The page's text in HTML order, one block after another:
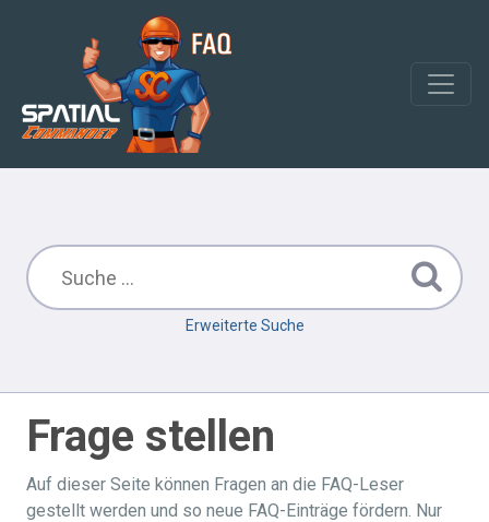
Erweiterte Suche
Frage stellen
Auf dieser Seite können Fragen an die FAQ-Leser
gestellt werden und so neue FAQ-Einträge fördern. Nur